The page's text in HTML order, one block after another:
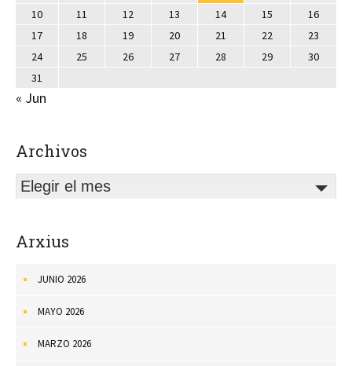
10 11 12 13 14 15
16
17
18 19 20 21 22
23
24
25 26 27 28 29
30
31
« Jun
Archivos
Elegir el mes
Arxius
JUNIO 2026
MAYO 2026
MARZO 2026